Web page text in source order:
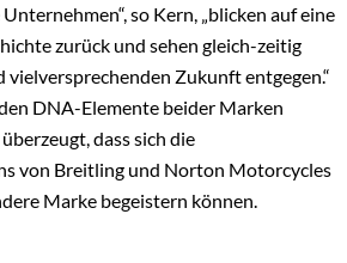
so Kern, „blicken auf eine
zurück und sehen gleich-zeitig
vielversprechenden Zukunft entgegen.“
DNA-Elemente beider Marken
dass sich die
von Breitling und Norton Motorcycles
Marke begeistern können.